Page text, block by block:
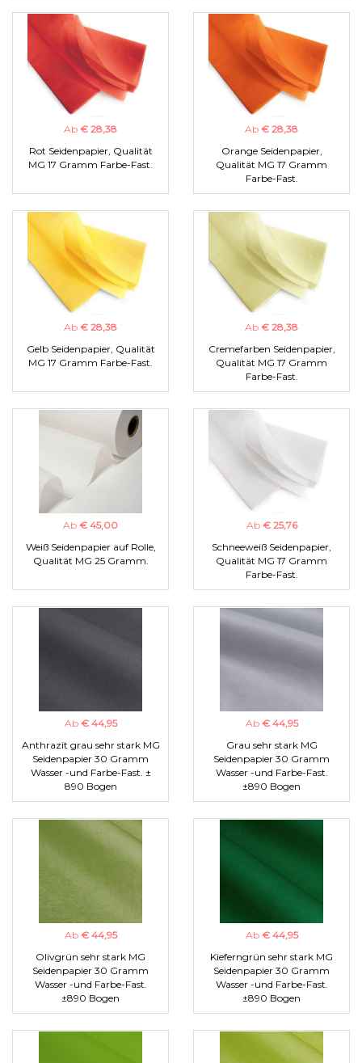
Ab € 28,38
Rot Seidenpapier, Qualität
MG 17 Gramm Farbe-Fast.
Ab € 28,38
Orange Seidenpapier,
Qualität MG 17 Gramm
Farbe-Fast.
Ab € 28,38
Gelb Seidenpapier, Qualität
MG 17 Gramm Farbe-Fast.
Ab € 28,38
Cremefarben Seidenpapier,
Qualität MG 17 Gramm
Farbe-Fast.
Ab € 45,00
Weiß Seidenpapier auf Rolle,
Qualität MG 25 Gramm.
Ab € 25,76
Schneeweiß Seidenpapier,
Qualität MG 17 Gramm
Farbe-Fast.
Ab € 44,95
Anthrazit grau sehr stark MG
Seidenpapier 30 Gramm
Wasser -und Farbe-Fast. ±
890 Bogen
Ab € 44,95
Grau sehr stark MG
Seidenpapier 30 Gramm
Wasser -und Farbe-Fast.
±890 Bogen
Ab € 44,95
Olivgrün sehr stark MG
Seidenpapier 30 Gramm
Wasser -und Farbe-Fast.
±890 Bogen
Ab € 44,95
Kieferngrün sehr stark MG
Seidenpapier 30 Gramm
Wasser -und Farbe-Fast.
±890 Bogen